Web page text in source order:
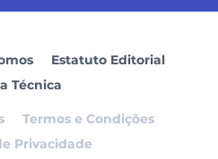
Estatuto Editorial
Técnica
Termos e Condições
Privacidade